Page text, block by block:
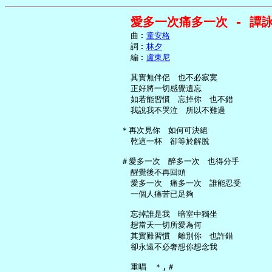
愛多一次痛多一次 - 譚
     曲︰
童安格
     詞︰
林夕
     編︰
盧東尼
     其實無伴侶　也不必寂寞
     正好將一切感覺遺忘
     如若能習慣　忘掉你　也不錯
     我說我不哭泣　所以不難過
   ＊再次見你　如何可決絕
     乾這一杯　卻等於解脫
   ＃愛多一次　醉多一次　也得分手
     醒覺後不再回頭
     愛多一次　痛多一次　誰能忍受
     一個人痛苦已足夠
     忘掉誰是我　暗室中獨坐
     想當天一切所愛為何
     其實難習慣　離別你　也許錯
     卻永遠不必奢想你想念我
     重唱　＊,＃